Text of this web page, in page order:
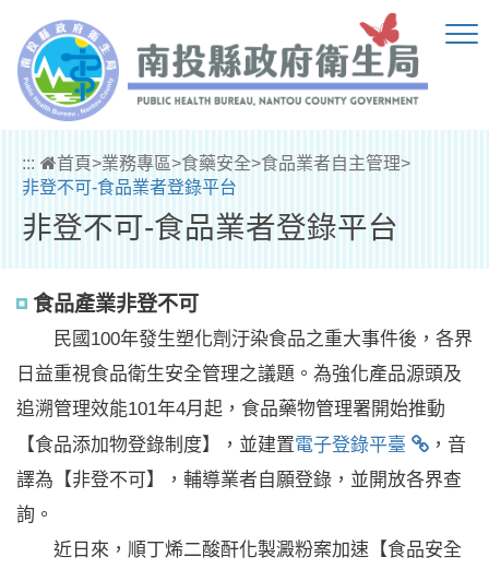
::: 首頁>業務專區>食藥安全>食品業者自主管理>
非登不可-食品業者登錄平台
非登不可-食品業者登錄平台
食品產業非登不可
民國100年發生塑化劑汙染食品之重大事件後，各界
日益重視食品衛生安全管理之議題。為強化產品源頭及
追溯管理效能101年4月起，食品藥物管理署開始推動
【食品添加物登錄制度】，並建置電子登錄平臺
，音
譯為【非登不可】，輔導業者自願登錄，並開放各界查
詢。
近日來，順丁烯二酸酐化製澱粉案加速【食品安全